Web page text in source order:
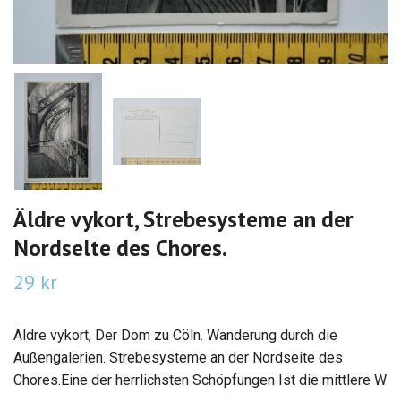
Äldre vykort, Strebesysteme an der
Nordselte des Chores.
29 kr
Äldre vykort, Der Dom zu Cöln. Wanderung durch die
Außengalerien. Strebesysteme an der Nordseite des
Chores.Eine der herrlichsten Schöpfungen Ist die mittlere W